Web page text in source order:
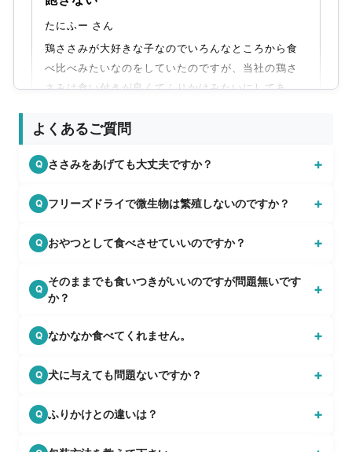
よくあるご質問
Q ささみをあげても大丈夫ですか？ +
Q フリーズドライで微生物は繁殖しないのですか？ +
Q おやつとして食べさせていいのですか？ +
Q
そのままでも食いつきがいいのですが問題無いです
か？
+
Q なかなか食べてくれません。 +
Q 犬に与えても問題ないですか？ +
Q ふりかけとの違いは？ +